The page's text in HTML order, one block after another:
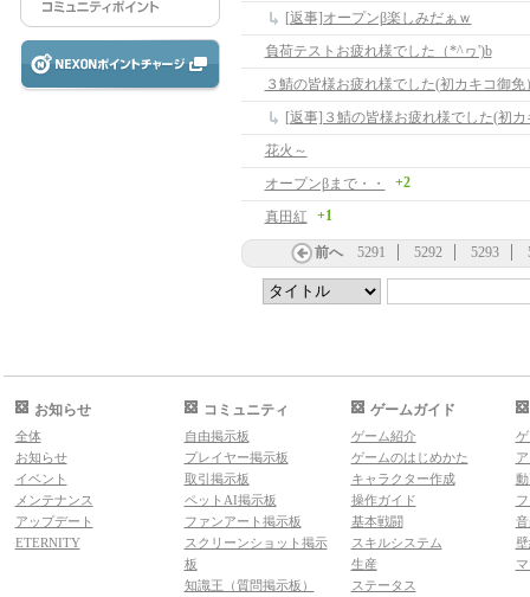
[返事]オープンβ楽しみだぁｗ
負荷テストお疲れ様でした（*^ヮ')b
３鯖の皆様お疲れ様でした(初カキコ御免
[返事]３鯖の皆様お疲れ様でした(初
花火～
オープンβまで・・
+2
真田紅 +1
前へ 5291 5292 5293
お知らせ
全体
お知らせ
イベント
メンテナンス
アップデート
ETERNITY
コミュニティ
自由掲示板
プレイヤー掲示板
取引掲示板
ペットAI掲示板
ファンアート掲示板
スクリーンショット掲示
板
知識王（質問掲示板）
ゲームガイド
ゲーム紹介
ゲームのはじめかた
キャラクター作成
操作ガイド
基本戦闘
スキルシステム
生産
ステータス